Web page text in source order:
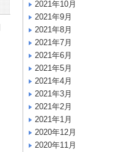
2021年10月
2021年9月
2021年8月
2021年7月
2021年6月
2021年5月
2021年4月
2021年3月
2021年2月
2021年1月
2020年12月
2020年11月